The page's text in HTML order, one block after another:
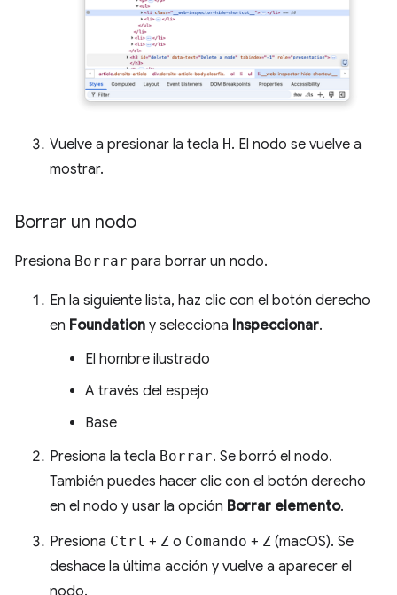
Vuelve a presionar la tecla H. El nodo se vuelve a
mostrar.
Borrar un nodo
Presiona Borrar para borrar un nodo.
En la siguiente lista, haz clic con el botón derecho
en Foundation y selecciona Inspeccionar.
El hombre ilustrado
A través del espejo
Base
Presiona la tecla Borrar. Se borró el nodo.
También puedes hacer clic con el botón derecho
en el nodo y usar la opción Borrar elemento.
Presiona Ctrl + Z o Comando + Z (macOS). Se
deshace la última acción y vuelve a aparecer el
nodo.